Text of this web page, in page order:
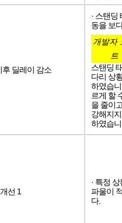
딜레이 감소
· 스탠딩
동을 보
개발자
트
스탠딩
다리 상
하였습
르게 할
을 줄이
강해지
하였습
선 1
· 특정
파울이
다.